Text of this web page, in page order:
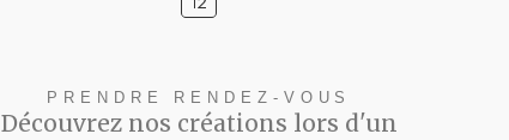
PRENDRE RENDEZ-VOUS
Découvrez nos créations lors d'un